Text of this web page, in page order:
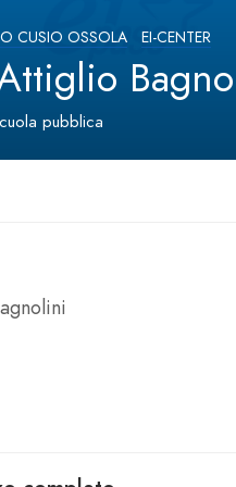
CUSIO OSSOLA EI-CENTER
pubblica